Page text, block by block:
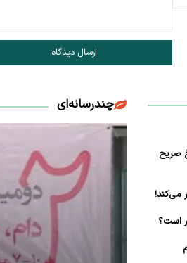
ارسال دیدگاه
صریح
است؟
چندرسانه‌ای